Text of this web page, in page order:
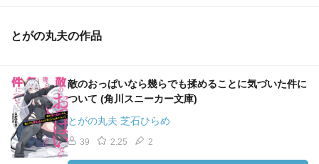
とがの丸夫の作品
敵のおっぱいなら幾らでも揉めることに気づいた件に
ついて (角川スニーカー文庫)
とがの丸夫 芝石ひらめ
39 2.25 2